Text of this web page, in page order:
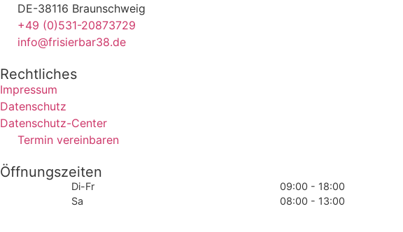
DE-38116 Braunschweig
+49 (0)531-20873729
info@frisierbar38.de
Rechtliches
Impressum
Datenschutz
Datenschutz-Center
Termin vereinbaren
Öffnungszeiten
Di-Fr
09:00 - 18:00
Sa
08:00 - 13:00